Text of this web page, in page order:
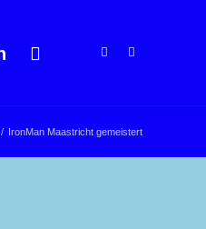
/ IronMan Maastricht gemeistert